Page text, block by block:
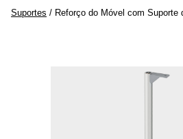
Suportes / Reforço do Móvel com Suporte